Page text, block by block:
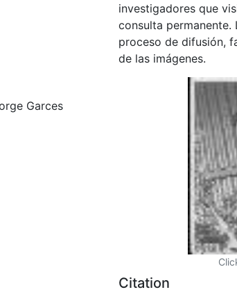
Garces
investigadores que
consulta permanente.
proceso de difusión,
de las imágenes.
Citation